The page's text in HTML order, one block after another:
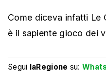
Come diceva infatti Le
è il sapiente gioco dei
Segui laRegione su: